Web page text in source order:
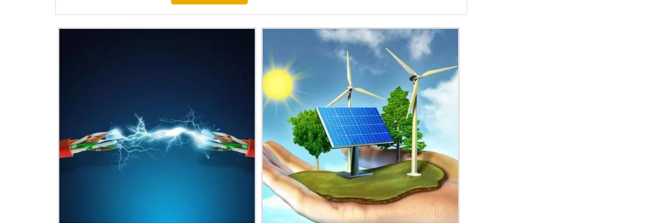
produtos de alta qualidade e suporte técnico especializado.
O QUE É UM CABO SOLAR 6 MM 1 8 KV?
É um cabo específico para sistemas fotovoltaicos, projetado para suportar alta tensão e condições ambientais
COMO ESCOLHER O CABO SOLAR IDEAL?
Considere a capacidade de carga, resistência às intempéries e compatibilidade com seus componentes
solares.
POR QUE A MANUTENÇÃO REGULAR É IMPORTANTE?
Para garantir o funcionamento seguro e eficiente do seu sistema, evitando falhas e prolongando a vida útil dos